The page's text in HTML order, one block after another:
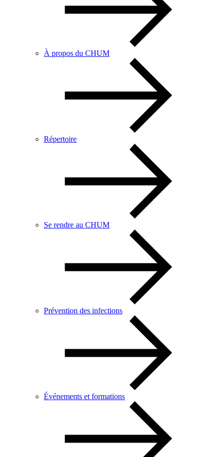
À propos du CHUM
Répertoire
Se rendre au CHUM
Prévention des infections
Événements et formations